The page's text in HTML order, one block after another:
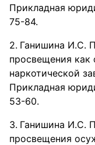
Прикладная
75-84.
Ганишина И.С.
просвещения как
наркотической
Прикладная
53-60.
Ганишина И.С.
просвещения